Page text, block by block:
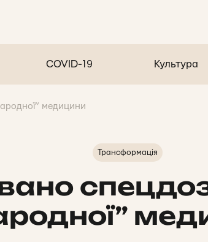
COVID-19 Культура
медицини
Трансформація